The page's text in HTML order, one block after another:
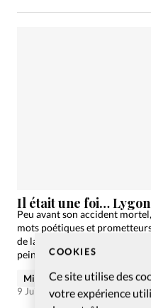
COOKIES
Ce site utilise des
votre expérience
Il était une foi… Lygon
Peu avant son accident
mots poétiques et
de la main de Dieu. Mais elle
peine…
Michel Béghin
9 Juin 2021